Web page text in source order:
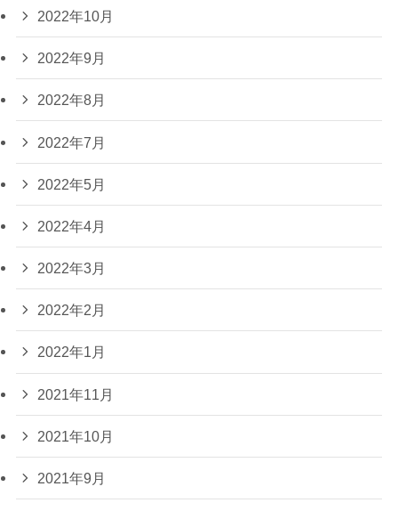
2022年10月
2022年9月
2022年8月
2022年7月
2022年5月
2022年4月
2022年3月
2022年2月
2022年1月
2021年11月
2021年10月
2021年9月